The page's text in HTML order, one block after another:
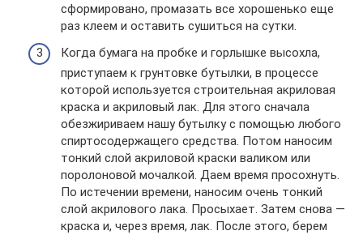
сформировано, промазать все хорошенько еще
раз клеем и оставить сушиться на сутки.
Когда бумага на пробке и горлышке высохла,
приступаем к грунтовке бутылки, в процессе
которой используется строительная акриловая
краска и акриловый лак. Для этого сначала
обезжириваем нашу бутылку с помощью любого
спиртосодержащего средства. Потом наносим
тонкий слой акриловой краски валиком или
поролоновой мочалкой. Даем время просохнуть.
По истечении времени, наносим очень тонкий
слой акрилового лака. Просыхает. Затем снова —
краска и, через время, лак. После этого, берем